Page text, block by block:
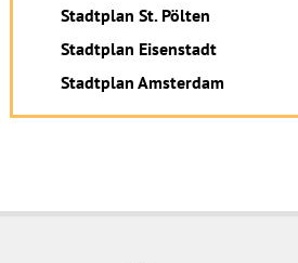
Stadtplan St. Pölten
Stadtplan Eisenstadt
Stadtplan Amsterdam